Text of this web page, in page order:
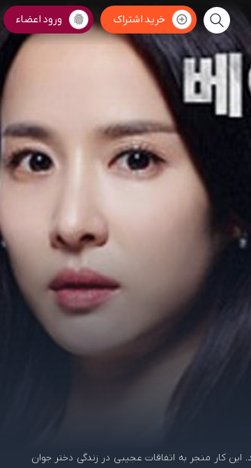
ورود اعضاء خرید اشتراک
این کار منجر به اتفاقات عجیبی در زندگی دختر جوان